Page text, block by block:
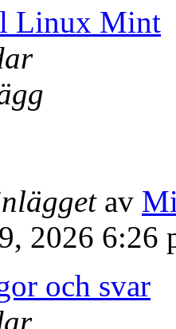
Linux Mint
av
2026 6:26
och svar